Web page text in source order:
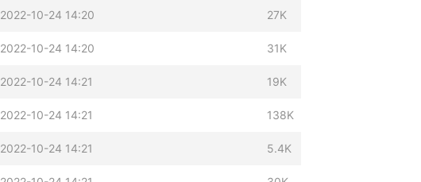
2022-10-24 14:20 27K
2022-10-24 14:20 31K
2022-10-24 14:21 19K
2022-10-24 14:21 138K
2022-10-24 14:21 5.4K